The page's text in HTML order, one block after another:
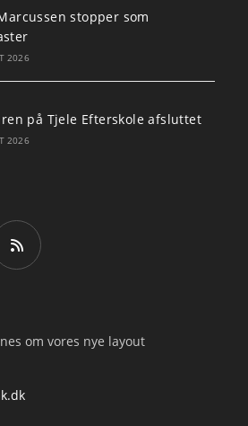
stopper som
2026
på Tjele Efterskole afsluttet
2026
om vores nye layout
Opens